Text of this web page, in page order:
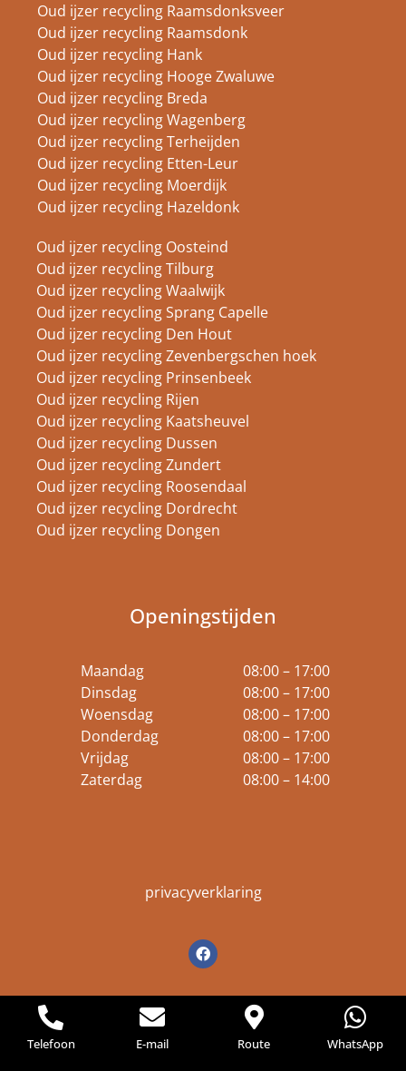
Oud ijzer recycling Raamsdonksveer
Oud ijzer recycling Raamsdonk
Oud ijzer recycling Hank
Oud ijzer recycling Hooge Zwaluwe
Oud ijzer recycling Breda
Oud ijzer recycling Wagenberg
Oud ijzer recycling Terheijden
Oud ijzer recycling Etten-Leur
Oud ijzer recycling Moerdijk
Oud ijzer recycling Hazeldonk
Oud ijzer recycling Oosteind
Oud ijzer recycling Tilburg
Oud ijzer recycling Waalwijk
Oud ijzer recycling Sprang Capelle
Oud ijzer recycling Den Hout
Oud ijzer recycling Zevenbergschen hoek
Oud ijzer recycling Prinsenbeek
Oud ijzer recycling Rijen
Oud ijzer recycling Kaatsheuvel
Oud ijzer recycling Dussen
Oud ijzer recycling Zundert
Oud ijzer recycling Roosendaal
Oud ijzer recycling Dordrecht
Oud ijzer recycling Dongen
Openingstijden
Maandag
Dinsdag
Woensdag
Donderdag
Vrijdag
Zaterdag
08:00 – 17:00
08:00 – 17:00
08:00 – 17:00
08:00 – 17:00
08:00 – 17:00
08:00 – 14:00
privacyverklaring
Telefoon E-mail Route WhatsApp